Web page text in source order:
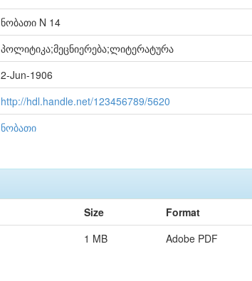
ნობათი N 14
პოლიტიკა;მეცნიერება;ლიტერატურა
2-Jun-1906
http://hdl.handle.net/123456789/5620
ნობათი
Size
Format
1 MB Adobe PDF